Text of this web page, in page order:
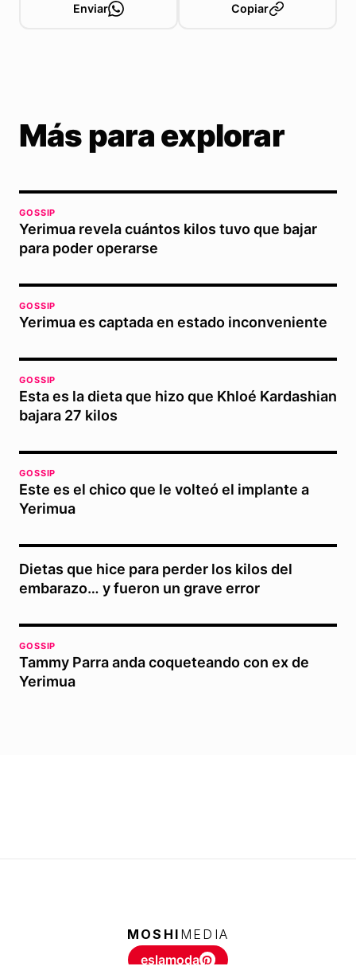
Enviar Copiar
Más para explorar
GOSSIP
Yerimua revela cuántos kilos tuvo que bajar
para poder operarse
GOSSIP
Yerimua es captada en estado inconveniente
GOSSIP
Esta es la dieta que hizo que Khloé Kardashian
bajara 27 kilos
GOSSIP
Este es el chico que le volteó el implante a
Yerimua
Dietas que hice para perder los kilos del
embarazo… y fueron un grave error
GOSSIP
Tammy Parra anda coqueteando con ex de
Yerimua
MOSHI MEDIA
eslamoda